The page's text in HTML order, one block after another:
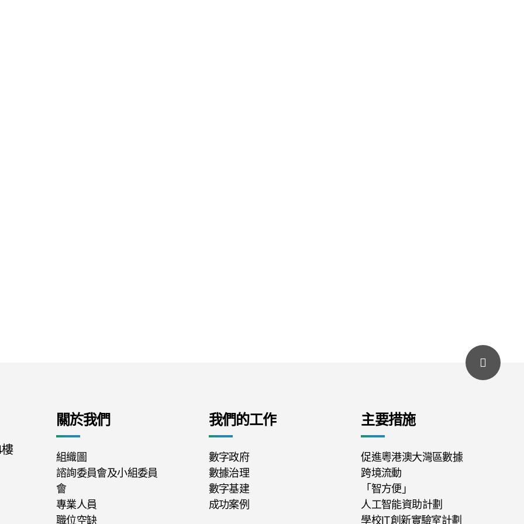
關於我們
組織圖
諮詢委員會及小組委員
會
專業人員
職位空缺
我們的工作
數字政府
數據治理
數字基建
成功案例
主要措施
促進粵港澳大灣區數據
跨境流動
「智方便」
人工智能資助計劃
學校IT創新實驗室計劃